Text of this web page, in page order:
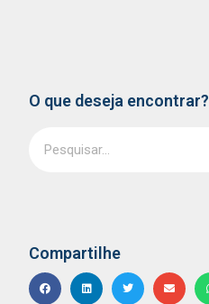
O que deseja encontrar?
Compartilhe